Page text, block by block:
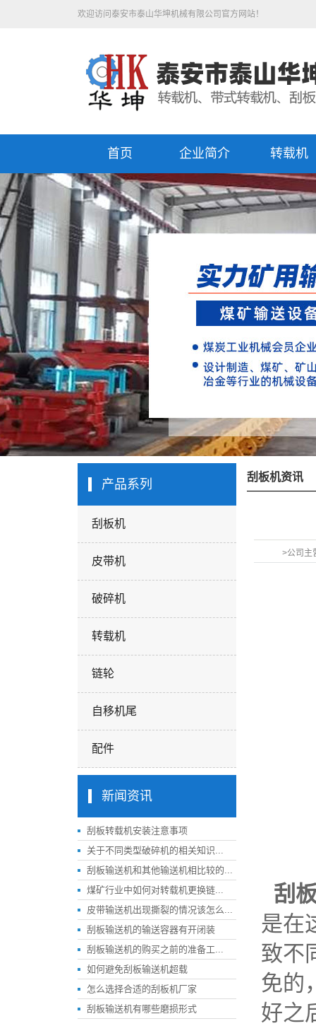
欢迎访问泰安市泰山华坤机械有限公司官方网站！
首页 企业简介 转载机
产品系列
刮板机
皮带机
破碎机
转载机
链轮
自移机尾
配件
新闻资讯
刮板转载机安装注意事项
关于不同类型破碎机的相关知识...
刮板输送机和其他输送机相比较的...
煤矿行业中如何对转载机更换链...
皮带输送机出现撕裂的情况该怎么...
刮板输送机的输送容器有开闭装
刮板输送机的购买之前的准备工...
如何避免刮板输送机超载
怎么选择合适的刮板机厂家
刮板输送机有哪些磨损形式
刮板机资讯
>公司主
刮
是在
致不
免的
好之